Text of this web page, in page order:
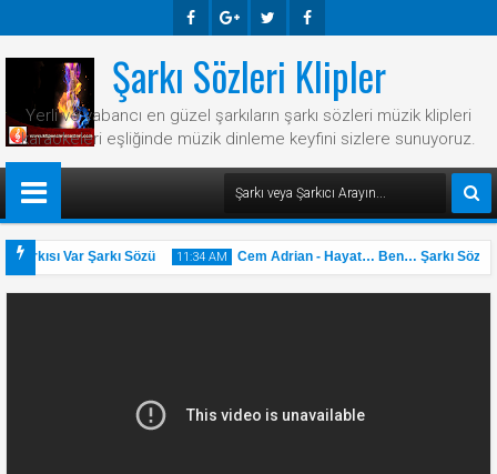
Ook E-
Plus
R Ook
Şarkı Sözleri Klipler
Yerli ve yabancı en güzel şarkıların şarkı sözleri müzik klipleri
karaokeleri eşliğinde müzik dinleme keyfini sizlere sunuyoruz.
Var Şarkı Sözü 11:34 AM
31 May
2025
Cem Adrian - Hayat… Ben… Şarkı Sözü